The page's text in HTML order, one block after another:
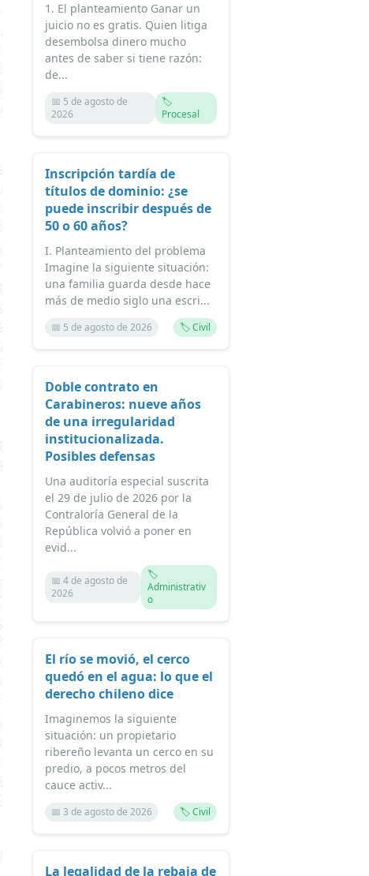
1. El planteamiento Ganar un
juicio no es gratis. Quien litiga
desembolsa dinero mucho
antes de saber si tiene razón:
de...
📅 5 de agosto de
2026
🏷️
Procesal
Inscripción tardía de
títulos de dominio: ¿se
puede inscribir después de
50 o 60 años?
I. Planteamiento del problema
Imagine la siguiente situación:
una familia guarda desde hace
más de medio siglo una escri...
📅 5 de agosto de 2026 🏷️ Civil
Doble contrato en
Carabineros: nueve años
de una irregularidad
institucionalizada.
Posibles defensas
Una auditoría especial suscrita
el 29 de julio de 2026 por la
Contraloría General de la
República volvió a poner en
evid...
📅 4 de agosto de
2026
🏷️
Administrativ
o
El río se movió, el cerco
quedó en el agua: lo que el
derecho chileno dice
Imaginemos la siguiente
situación: un propietario
ribereño levanta un cerco en su
predio, a pocos metros del
cauce activ...
📅 3 de agosto de 2026 🏷️ Civil
La legalidad de la rebaja de